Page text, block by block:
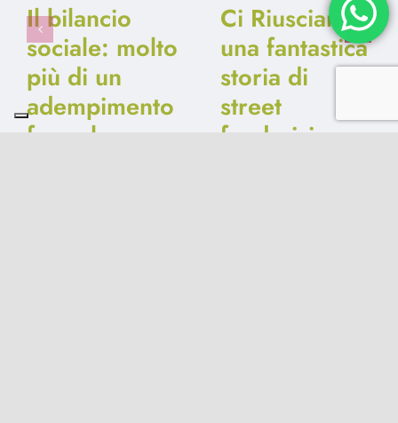
Il bilancio
sociale: molto
più di un
adempimento
formale
Ci Riusciamo:
una fantastica
storia di
street
fundraising